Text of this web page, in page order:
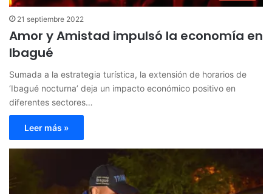
21 septiembre 2022
Amor y Amistad impulsó la economía en
Ibagué
Sumada a la estrategia turística, la extensión de horarios de
‘Ibagué nocturna’ deja un impacto económico positivo en
diferentes sectores…
Leer más »